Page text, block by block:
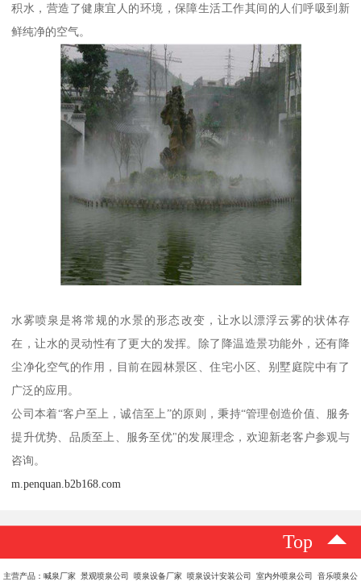
积水，营造了健康宜人的环境，保障生活工作其间的人们呼吸到新
鲜纯净的空气。
水雾喷泉是将常规的水景的形态改变，让水以漂浮云雾的状体存
在，让水的灵动性有了更大的发挥。除了降温造景功能外，还有降
尘净化空气的作用，目前在园林景区、住宅小区、别墅庭院中有了
广泛的应用。
公司本着“客户至上，诚信至上”的原则，秉持“管理创造价值、服务
提升优势、品质至上、服务至优"的发展理念，欢迎新老客户参观与
咨询。
m.penquan.b2b168.com
Top
主营产品：喊泉厂家 景观喷泉公司 喷泉设备厂家 喷泉设计安装公司 室内外喷泉公司 音乐喷泉公